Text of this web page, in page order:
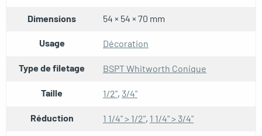
Dimensions 54 × 54 × 70 mm
Usage Décoration
Type de filetage BSPT Whitworth Conique
Taille 1/2", 3/4"
Réduction 1 1/4" > 1/2", 1 1/4" > 3/4"